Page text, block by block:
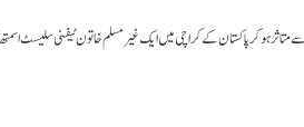
کراچی میں ایک غیر مسلم خاتون ٹیفنی سلیسٹ اسمتھ 42 سالہ دائرہ اسلام میں داخل ہوگئیں۔